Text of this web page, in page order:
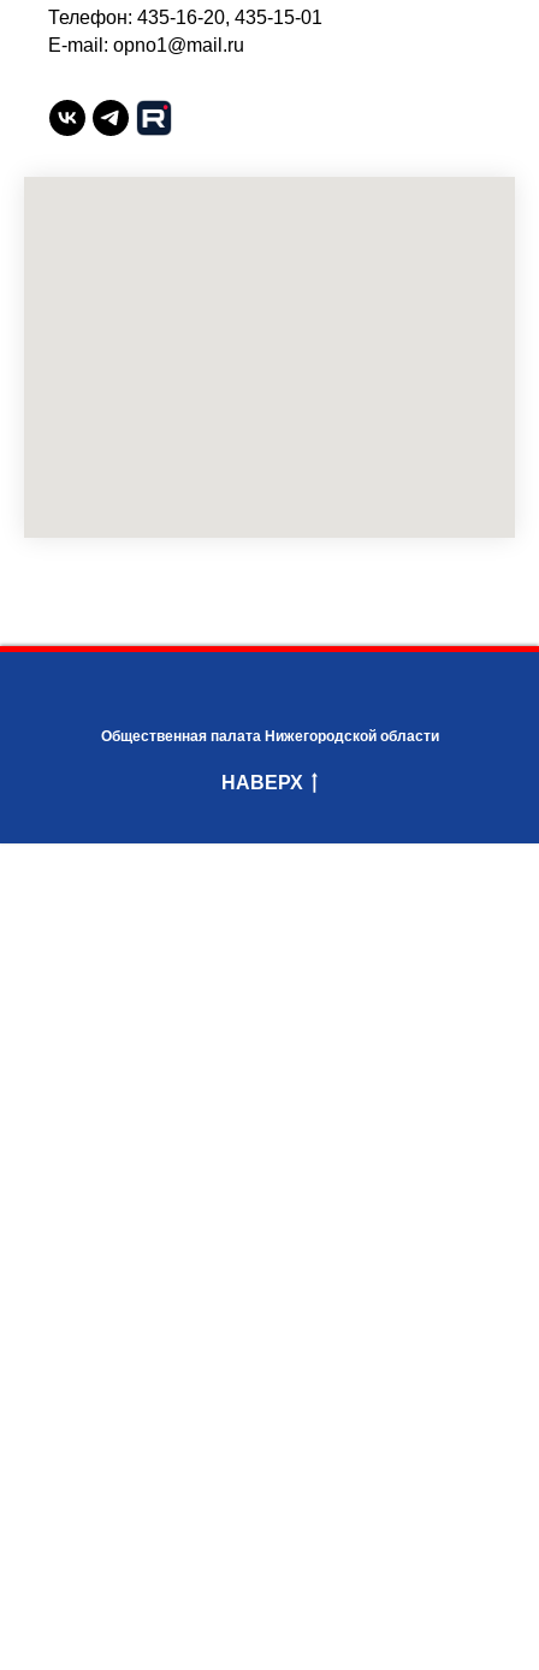
Телефон: 435-16-20, 435-15-01
E-mail: opno1@mail.ru
Общественная палата Нижегородской области
НАВЕРХ